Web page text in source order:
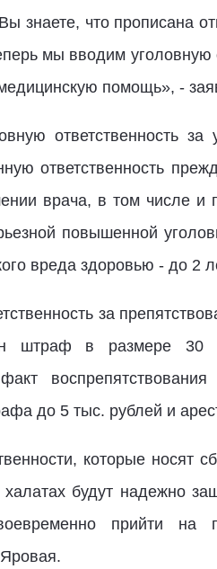
что прописана
мы вводим уголовную
помощь», -
ответственность
ответственность
врача, в том числе и
повышенной
вреда здоровью - до 2
за
штраф в размере 30
воспрепятствования
до 5 тыс. рублей и
которые носят
будут надежно
прийти на